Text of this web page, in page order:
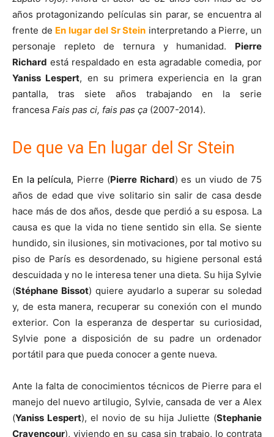
años protagonizando películas sin parar, se encuentra al
frente de En lugar del Sr Stein interpretando a Pierre, un
personaje repleto de ternura y humanidad. Pierre
Richard está respaldado en esta agradable comedia, por
Yaniss Lespert, en su primera experiencia en la gran
pantalla, tras siete años trabajando en la serie
francesa Fais pas ci, fais pas ça (2007-2014).
De que va En lugar del Sr Stein
En la película, Pierre (Pierre Richard) es un viudo de 75
años de edad que vive solitario sin salir de casa desde
hace más de dos años, desde que perdió a su esposa. La
causa es que la vida no tiene sentido sin ella. Se siente
hundido, sin ilusiones, sin motivaciones, por tal motivo su
piso de París es desordenado, su higiene personal está
descuidada y no le interesa tener una dieta. Su hija Sylvie
(Stéphane Bissot) quiere ayudarlo a superar su soledad
y, de esta manera, recuperar su conexión con el mundo
exterior. Con la esperanza de despertar su curiosidad,
Sylvie pone a disposición de su padre un ordenador
portátil para que pueda conocer a gente nueva.
Ante la falta de conocimientos técnicos de Pierre para el
manejo del nuevo artilugio, Sylvie, cansada de ver a Alex
(Yaniss Lespert), el novio de su hija Juliette (Stephanie
Crayencour), viviendo en su casa sin trabajo, lo contrata